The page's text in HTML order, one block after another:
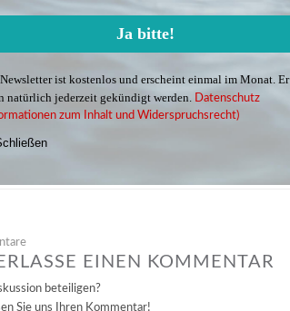
ist kostenlos und erscheint einmal im Monat. Er
natürlich jederzeit gekündigt werden.
Datenschutz
zum Inhalt und Widerspruchsrecht)
EINEN KOMMENTAR
beteiligen?
Sie uns Ihren Kommentar!